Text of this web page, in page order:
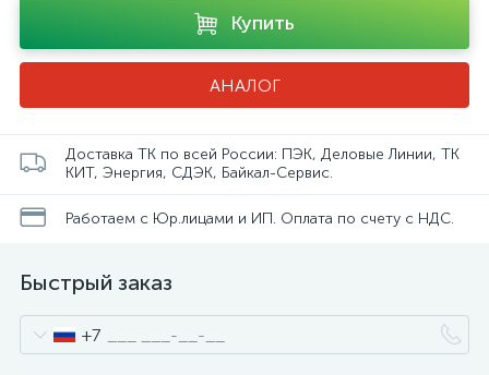
Купить
АНАЛОГ
Доставка ТК по всей России: ПЭК, Деловые Линии, ТК
КИТ, Энергия, СДЭК, Байкал-Сервис.
Работаем с Юр.лицами и ИП. Оплата по счету с НДС.
Быстрый заказ
+7